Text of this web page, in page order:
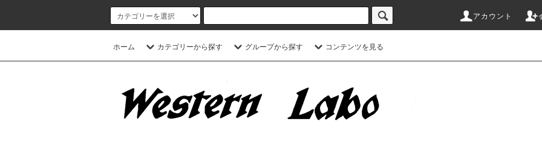
アカウント
ホーム カテゴリーから探す グループから探す コンテンツを見る